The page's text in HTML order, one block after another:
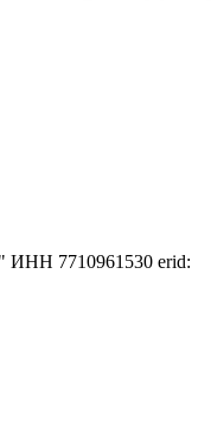
ИНН 7710961530 erid: